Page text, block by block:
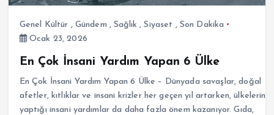
Genel Kültür , Gündem ,Sağlık ,Siyaset , Son Dakika
Ocak 23, 2026
En Çok İnsani Yardım Yapan 6 Ülke
En Çok İnsani Yardım Yapan 6 Ülke – Dünyada savaşlar, doğal
afetler, kıtlıklar ve insani krizler her geçen yıl artarken, ülkelerin
yaptığı insani yardımlar da daha fazla önem kazanıyor. Gıda,